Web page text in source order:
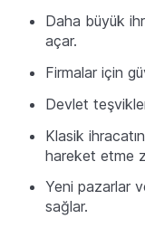
Daha büyük
açar.
Firmalar için
Devlet
Klasik
hareket etme
Yeni pazarlar
sağlar.